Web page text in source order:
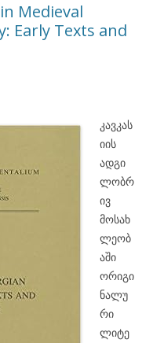
Medieval
Early Texts and
კავკას
იის
ადგი
ლობრ
ივ
მოსახ
ლეობ
აში
ორიგი
ნალუ
რი
ლიტე